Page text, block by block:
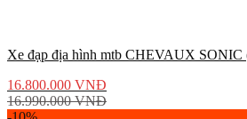
Xe đạp địa hình mtb CHEVAUX
16.800.000 VNĐ
16.990.000VNĐ